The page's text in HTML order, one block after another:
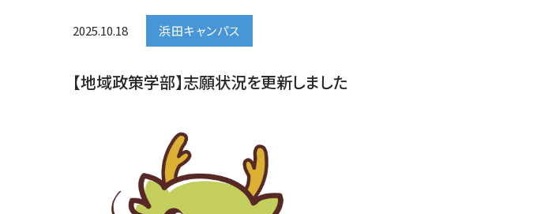
2025.10.18 浜田キャンパス
【地域政策学部】志願状況を更新しました